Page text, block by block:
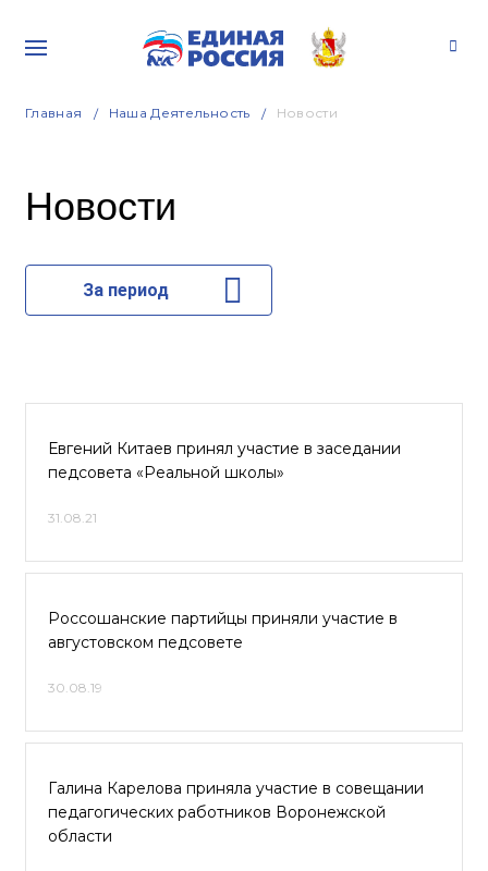
Главная Наша Деятельность Новости
Новости
За период
Евгений Китаев принял участие в заседании
педсовета «Реальной школы»
31.08.21
Россошанские партийцы приняли участие в
августовском педсовете
30.08.19
Галина Карелова приняла участие в совещании
педагогических работников Воронежской
области